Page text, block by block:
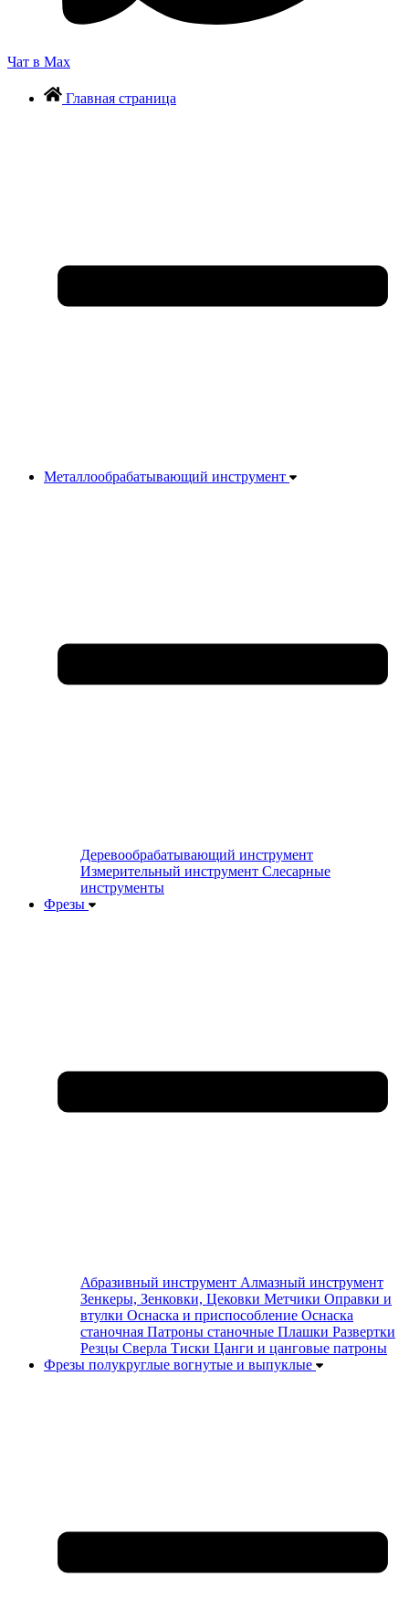
Чат в Max
Главная страница
Металлообрабатывающий инструмент
Деревообрабатывающий инструмент
Измерительный инструмент Слесарные
инструменты
Фрезы
Абразивный инструмент Алмазный инструмент
Зенкеры, Зенковки, Цековки Метчики Оправки и
втулки Оснаска и приспособление Оснаска
станочная Патроны станочные Плашки Развертки
Резцы Сверла Тиски Цанги и цанговые патроны
Фрезы полукруглые вогнутые и выпуклые